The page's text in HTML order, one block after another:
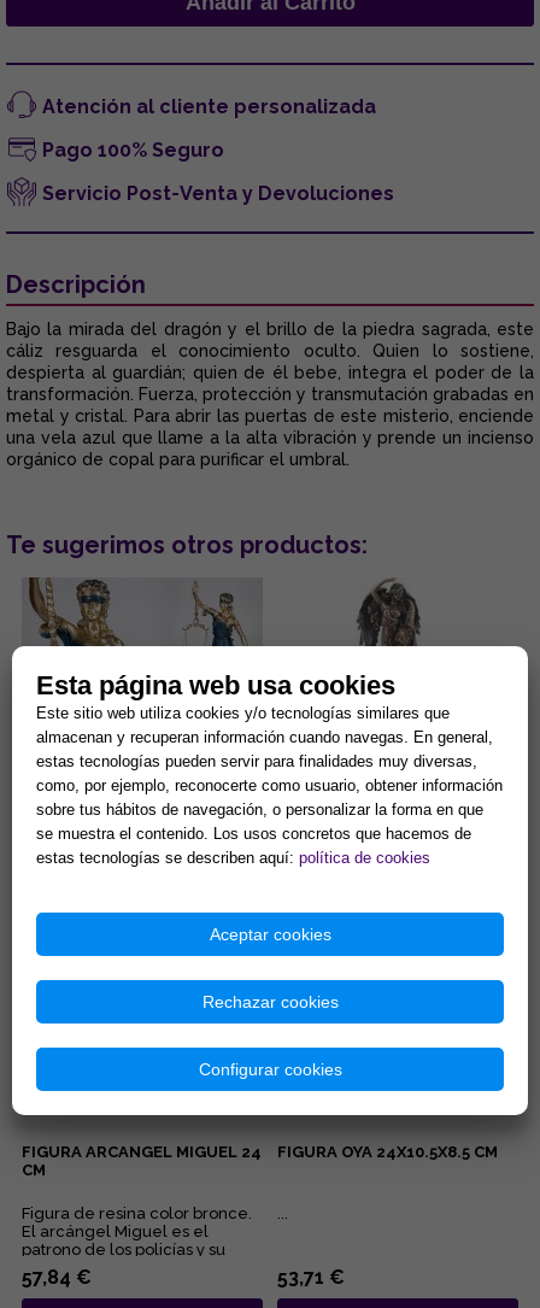
Atención al cliente personalizada
Pago 100% Seguro
Servicio Post-Venta y Devoluciones
Descripción
Bajo la mirada del dragón y el brillo de la piedra sagrada, este
cáliz resguarda el conocimiento oculto. Quien lo sostiene,
despierta al guardián; quien de él bebe, integra el poder de la
transformación. Fuerza, protección y transmutación grabadas en
metal y cristal. Para abrir las puertas de este misterio, enciende
una vela azul que llame a la alta vibración y prende un incienso
orgánico de copal para purificar el umbral.
Te sugerimos otros productos:
FIGURA DIOSA JUSTICIA
COLOR DORADO Y AZUL 70 CM
RESINA
La Diosa de la Justicia es la
guardiana del karma universal
y del equilibrio cósmico.
FIGURA SEÑORA FORTUNA 28
CM
Figura de resina color bronce....
FIGURA ARCANGEL MIGUEL 24
CM
Figura de resina color bronce.
El arcángel Miguel es el
patrono de los policías y su
insignia es el valor, la ...
57,84 €
FIGURA OYA 24X10.5X8.5 CM
53,71 €
Esta página web usa cookies
Este sitio web utiliza cookies y/o tecnologías similares que
almacenan y recuperan información cuando navegas. En general,
estas tecnologías pueden servir para finalidades muy diversas,
como, por ejemplo, reconocerte como usuario, obtener información
sobre tus hábitos de navegación, o personalizar la forma en que
se muestra el contenido. Los usos concretos que hacemos de
estas tecnologías se describen aquí: política de cookies
Aceptar cookies
Rechazar cookies
Configurar cookies